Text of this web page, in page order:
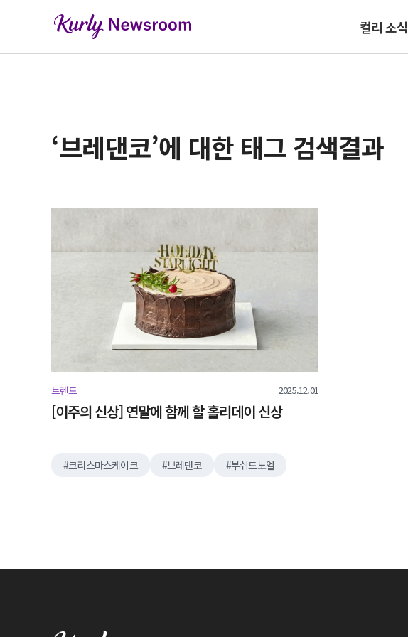
컬리 소식
‘브레댄코’에 대한 태그 검색결과
트렌드 2025.12.01
[이주의 신상] 연말에 함께 할 홀리데이 신상
크리스마스케이크 브레댄코 부쉬드노엘